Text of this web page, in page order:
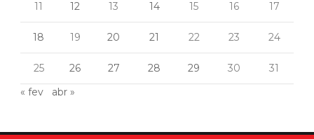
11 12 13 14 15 16 17
18 19 20 21 22 23 24
25 26 27 28 29 30
31
« fev
abr »